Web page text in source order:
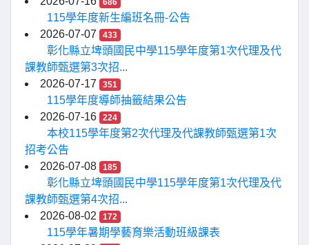
686
115學年度新生編班名冊-公告
2026-07-07
433
彰化縣立埤頭國民中學115學年度第1次代理及代
課教師甄選第3次招...
2026-07-17
351
115學年度導師抽籤結果公告
2026-07-16
224
本校115學年度第2次代理及代課教師甄選第1次
招考公告
2026-07-08
185
彰化縣立埤頭國民中學115學年度第1次代理及代
課教師甄選第4次招...
2026-08-02
172
115學年暑期學藝育樂活動班級課表